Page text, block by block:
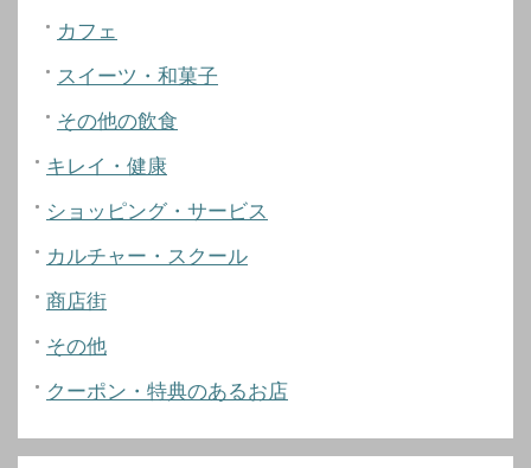
カフェ
スイーツ・和菓子
その他の飲食
キレイ・健康
ショッピング・サービス
カルチャー・スクール
商店街
その他
クーポン・特典のあるお店